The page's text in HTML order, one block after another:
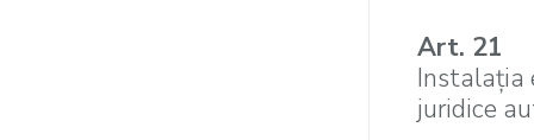
Art. 21
Instalaţia
juridice